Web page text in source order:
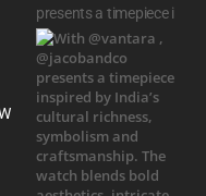
presents a timepiece i